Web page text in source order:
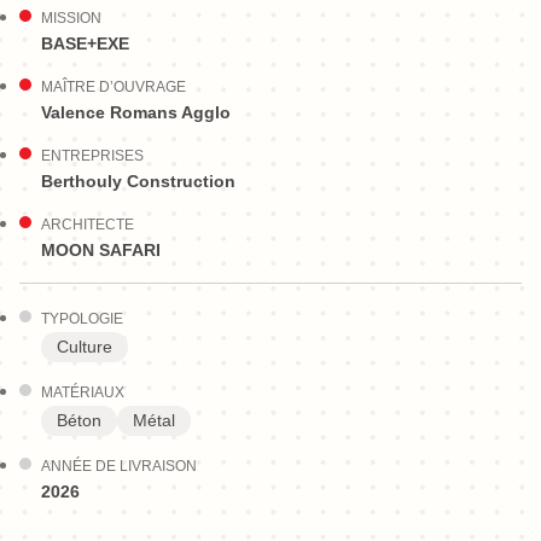
MISSION
BASE+EXE
MAÎTRE D’OUVRAGE
Valence Romans Agglo
ENTREPRISES
Berthouly Construction
ARCHITECTE
MOON SAFARI
TYPOLOGIE
Culture
MATÉRIAUX
Béton Métal
ANNÉE DE LIVRAISON
2026